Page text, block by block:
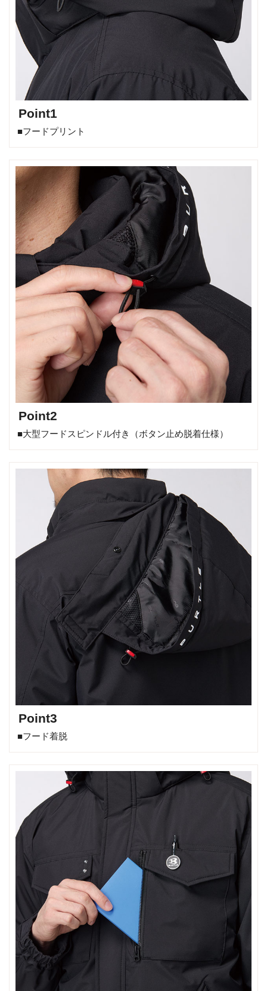
Point1
■フードプリント
Point2
■大型フードスピンドル付き（ボタン止め脱着仕様）
Point3
■フード着脱